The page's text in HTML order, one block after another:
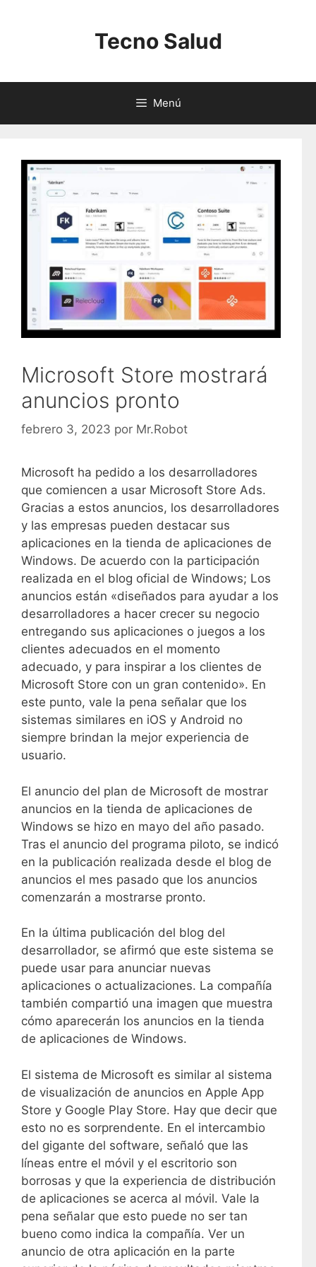
Tecno Salud
Menú
Microsoft Store mostrará
anuncios pronto
febrero 3, 2023 por Mr.Robot
Microsoft ha pedido a los desarrolladores
que comiencen a usar Microsoft Store Ads.
Gracias a estos anuncios, los desarrolladores
y las empresas pueden destacar sus
aplicaciones en la tienda de aplicaciones de
Windows. De acuerdo con la participación
realizada en el blog oficial de Windows; Los
anuncios están «diseñados para ayudar a los
desarrolladores a hacer crecer su negocio
entregando sus aplicaciones o juegos a los
clientes adecuados en el momento
adecuado, y para inspirar a los clientes de
Microsoft Store con un gran contenido». En
este punto, vale la pena señalar que los
sistemas similares en iOS y Android no
siempre brindan la mejor experiencia de
usuario.
El anuncio del plan de Microsoft de mostrar
anuncios en la tienda de aplicaciones de
Windows se hizo en mayo del año pasado.
Tras el anuncio del programa piloto, se indicó
en la publicación realizada desde el blog de
anuncios el mes pasado que los anuncios
comenzarán a mostrarse pronto.
En la última publicación del blog del
desarrollador, se afirmó que este sistema se
puede usar para anunciar nuevas
aplicaciones o actualizaciones. La compañía
también compartió una imagen que muestra
cómo aparecerán los anuncios en la tienda
de aplicaciones de Windows.
El sistema de Microsoft es similar al sistema
de visualización de anuncios en Apple App
Store y Google Play Store. Hay que decir que
esto no es sorprendente. En el intercambio
del gigante del software, señaló que las
líneas entre el móvil y el escritorio son
borrosas y que la experiencia de distribución
de aplicaciones se acerca al móvil. Vale la
pena señalar que esto puede no ser tan
bueno como indica la compañía. Ver un
anuncio de otra aplicación en la parte